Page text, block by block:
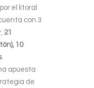
el litoral
con 3
21
10
.
apuesta
de